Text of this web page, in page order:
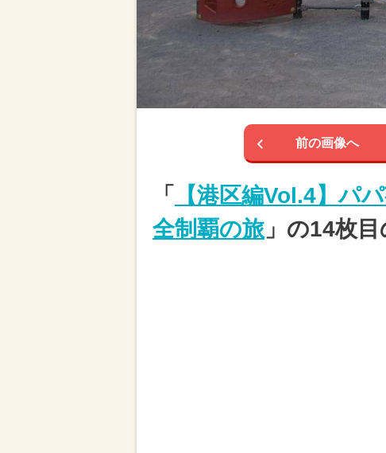
前の画像へ
「
【港区編Vol.4】パ
全制覇の旅 」の14枚